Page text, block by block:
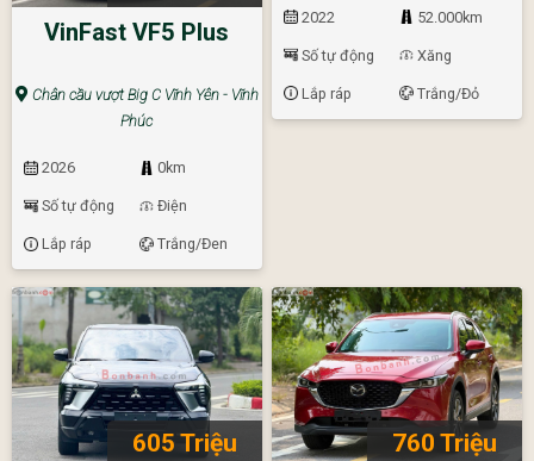
VinFast VF5 Plus
Chân cầu vượt Big C Vĩnh Yên - Vĩnh
Phúc
2026 0km
Số tự động Điện
Lắp ráp Trắng/Đen
2022 52.000km
Số tự động Xăng
Lắp ráp Trắng/Đỏ
605 Triệu
760 Triệu